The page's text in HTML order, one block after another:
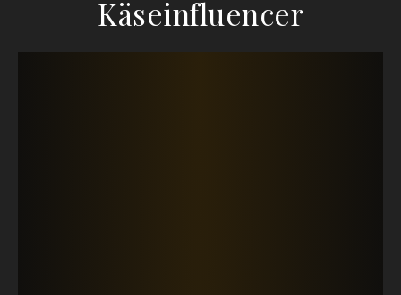
Käseinfluencer